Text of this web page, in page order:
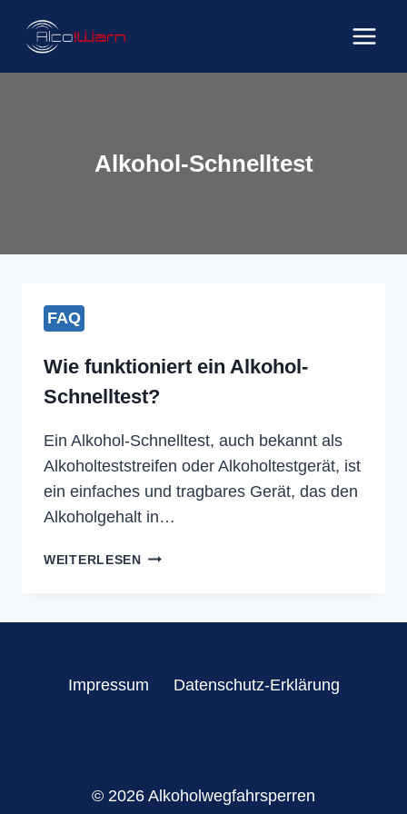
Inhalt
Alkohol-Schnelltest
FAQ
Wie funktioniert ein Alkohol-
Schnelltest?
Ein Alkohol-Schnelltest, auch bekannt als
Alkoholteststreifen oder Alkoholtestgerät, ist
ein einfaches und tragbares Gerät, das den
Alkoholgehalt in…
WEITERLESENWIE
Impressum Datenschutz-Erklärung
© 2026 Alkoholwegfahrsperren